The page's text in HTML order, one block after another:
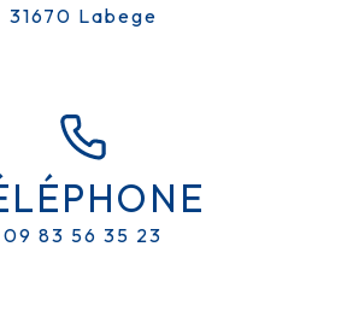
31670 Labege
09 83 56 35 23